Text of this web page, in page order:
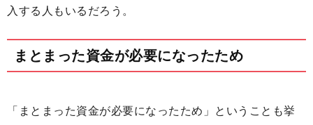
入する人もいるだろう。
まとまった資金が必要になったため
「まとまった資金が必要になったため」ということも挙